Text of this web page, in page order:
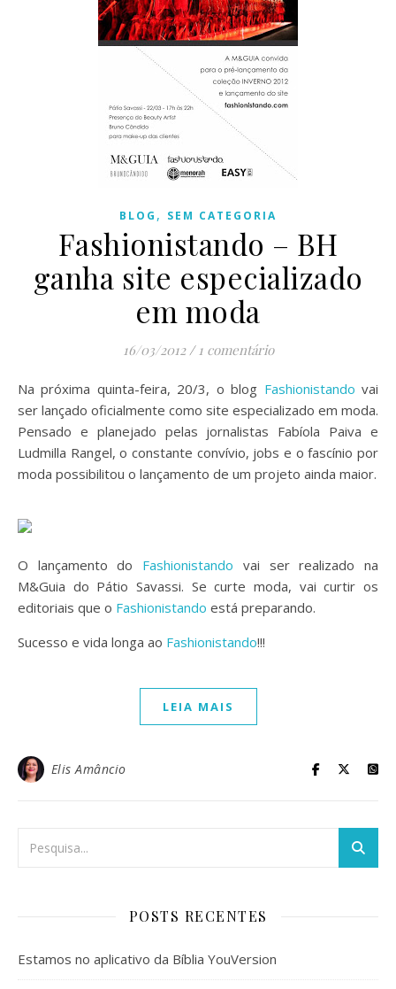
BLOG , SEM CATEGORIA
Fashionistando – BH
ganha site especializado
em moda
16/03/2012 / 1 comentário
Na próxima quinta-feira, 20/3, o blog Fashionistando vai
ser lançado oficialmente como site especializado em moda.
Pensado e planejado pelas jornalistas Fabíola Paiva e
Ludmilla Rangel, o constante convívio, jobs e o fascínio por
moda possibilitou o lançamento de um projeto ainda maior.
O lançamento do Fashionistando vai ser realizado na
M&Guia do Pátio Savassi. Se curte moda, vai curtir os
editoriais que o Fashionistando está preparando.
Sucesso e vida longa ao Fashionistando!!!
LEIA MAIS
Elis Amâncio
POSTS RECENTES
Estamos no aplicativo da Bíblia YouVersion